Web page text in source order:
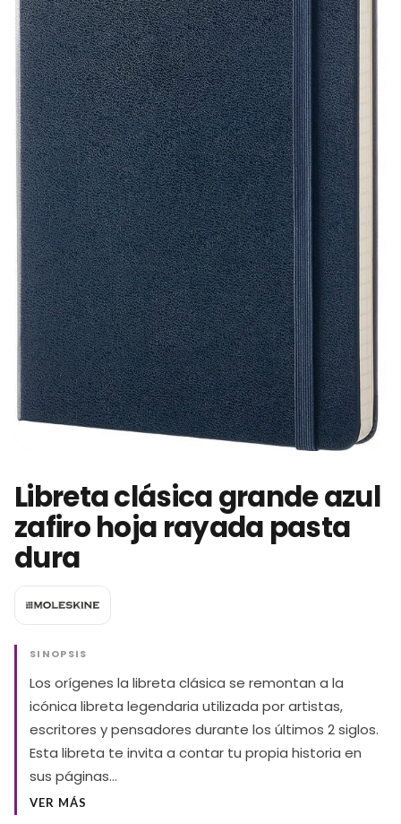
Libreta clásica grande azul
zafiro hoja rayada pasta
dura
SINOPSIS
Los orígenes la libreta clásica se remontan a la
icónica libreta legendaria utilizada por artistas,
escritores y pensadores durante los últimos 2 siglos.
Esta libreta te invita a contar tu propia historia en
sus páginas…
VER MÁS